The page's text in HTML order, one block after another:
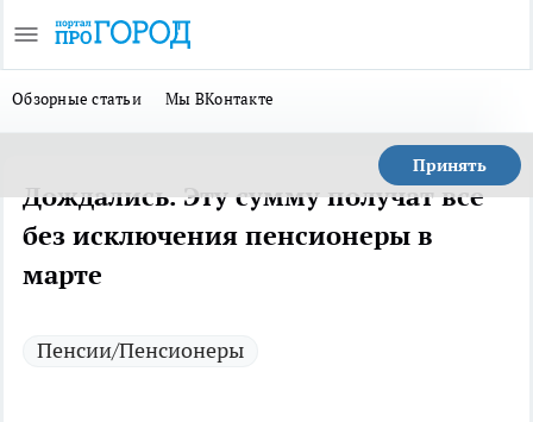
Обзорные статьи Мы ВКонтакте
Принять
Дождались. Эту сумму получат все
без исключения пенсионеры в
марте
Пенсии/Пенсионеры